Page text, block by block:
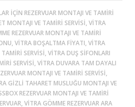
IÇIN REZERVUAR MONTAJI VE TAMIRI
MONTAJI VE TAMIRI SERVISI, VITRA
REZERVUAR MONTAJI VE TAMIRI
VITRA BOŞALTMA FIYATI, VITRA
SERVISI, VITRA DUŞ SIFONLARI
SERVISI, VITRA DUVARA TAM DAYALI
MONTAJI VE TAMIRI SERVISI,
GIZLI TAHARET MUSLUĞU MONTAJI VE
REZERVUAR MONTAJI VE TAMIRI
VITRA GÖMME REZERVUAR ARA